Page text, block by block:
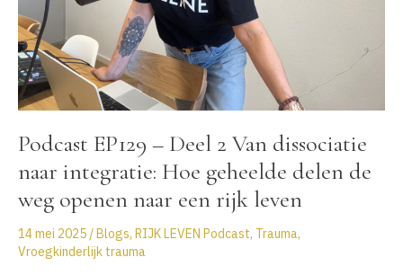
je
ze
oplost.
Podcast EP129 – Deel 2 Van dissociatie
naar integratie: Hoe geheelde delen de
weg openen naar een rijk leven
14 mei 2025 /Blogs, RIJK LEVEN Podcast, Trauma,
Vroegkinderlijk trauma